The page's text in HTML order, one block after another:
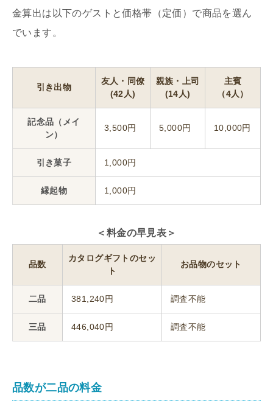
金算出は以下のゲストと価格帯（定価）で商品を選ん
でいます。
引き出物
友人・同僚
(42人)
親族・上司
(14人)
主賓
（4人）
記念品（メイ
ン）
3,500円 5,000円 10,000円
引き菓子 1,000円
縁起物 1,000円
＜料金の早見表＞
品数
カタログギフトのセッ
ト
お品物のセット
二品 381,240円 調査不能
三品 446,040円 調査不能
品数が二品の料金